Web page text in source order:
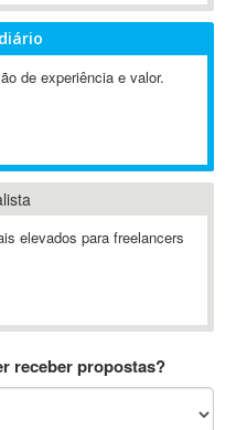
de experiência e valor.
elevados para freelancers
receber propostas?